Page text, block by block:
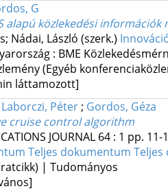
G
alapú közlekedési információk
Nádai, László (szerk.)
: BME
(Egyéb
láttamozott]
Laborczi, Péter; Gordos, Géza
cruise control algorithm
JOURNAL 64: 1 pp. 11-
Teljes dokumentum
| Tudományos